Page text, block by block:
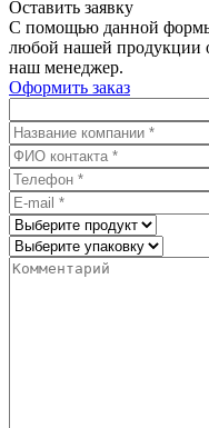
Оставить заявку
С помощью данной
любой нашей продукции
наш менеджер.
Оформить заказ